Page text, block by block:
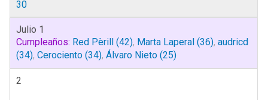
30
Julio 1
Cumpleaños: Red Pèrill (42), Marta Laperal (36), audricd
(34), Cerociento (34), Álvaro Nieto (25)
2